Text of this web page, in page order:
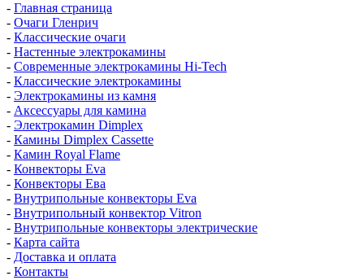
- Главная страница
- Очаги Гленрич
- Классические очаги
- Настенные электрокамины
- Современные электрокамины Hi-Tech
- Классические электрокамины
- Электрокамины из камня
- Аксессуары для камина
- Электрокамин Dimplex
- Камины Dimplex Cassette
- Камин Royal Flame
- Конвекторы Eva
- Конвекторы Ева
- Внутрипольные конвекторы Eva
- Внутрипольный конвектор Vitron
- Внутрипольные конвекторы электрические
- Карта сайта
- Доставка и оплата
- Контакты